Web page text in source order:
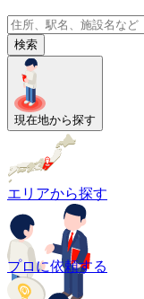
検索
現在地から探す
エリアから探す
プロに依頼する